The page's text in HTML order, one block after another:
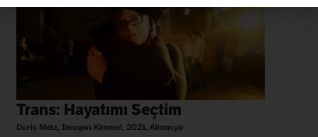
Trans: Hayatımı Seçtim
Doris Metz, Imogen Kimmel, 2021, Almanya